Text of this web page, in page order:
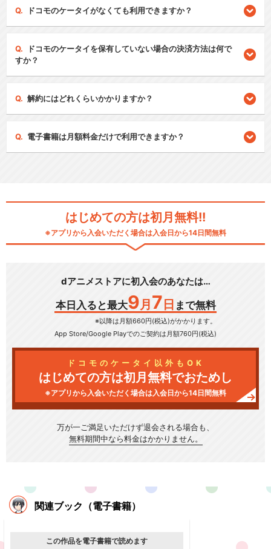
ドコモのケータイがなくても利用できますか？
ドコモのケータイを保有していない場合の決済方法は何で
すか？
解約にはどれくらいかかりますか？
電子書籍は月額料金だけで利用できますか？
はじめての方は初月無料!!
※アプリから入会いただく場合は入会日から14日間無料
dアニメストアに初入会のあなたは…
本日入ると最大9 月 7 日 まで無料
※以降は月額660円(税込)がかかります。
App Store/Google Playでのご契約は月額760円(税込)
ドコモのケータイ以外もOK
はじめての方は初月無料でおためし
※アプリから入会いただく場合は入会日から14日間無料
万が一ご満足いただけず退会される場合も、
無料期間中なら料金はかかりません。
関連ブック（電子書籍）
この作品を電子書籍で読めます